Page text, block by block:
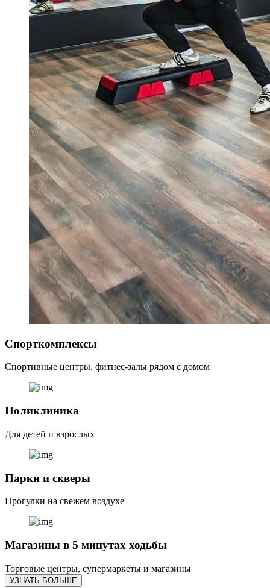
Спорткомплексы
Спортивные центры, фитнес-залы рядом с домом
Поликлиника
Для детей и взрослых
Парки и скверы
Прогулки на свежем воздухе
Магазины в 5 минутах ходьбы
Торговые центры, супермаркеты и магазины
УЗНАТЬ БОЛЬШЕ